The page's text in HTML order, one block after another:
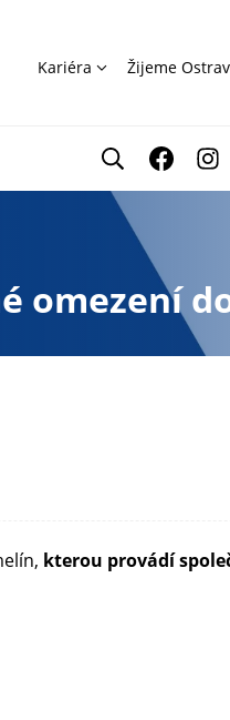
Kariéra Žijeme
kterou provádí